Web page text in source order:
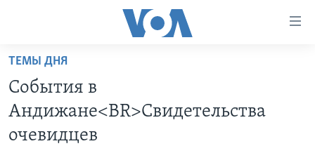
Перейти
основной
контент
ГЛАВНОЕ
ТЕМЫ ДНЯ
События в
Андижане<BR>Свидетельства
очевидцев